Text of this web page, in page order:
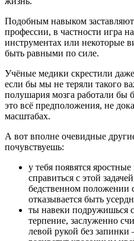
Подобным навыком
профессии, в частности игра
инструментах или некоторые
быть равными по силе.
Учёные медики скрестили
если бы мы не теряли такого
полушария мозга работали бы
это всё предположения, не
масштабах.
А вот вполне очевидные
почувствуешь:
у тебя появятся
справиться с этой
бедственном положении
отказывается быть
ты навеки подружишься с
терпение, заслуженно
левой рукой без